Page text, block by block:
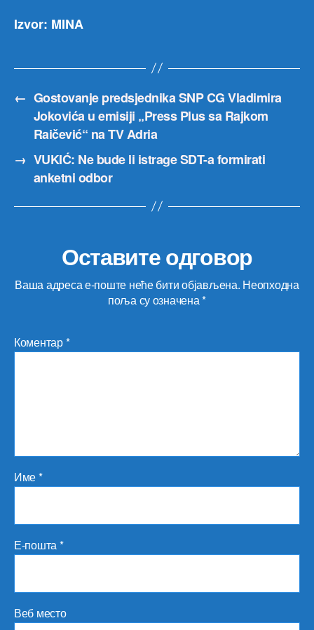
Izvor: MINA
← Gostovanje predsjednika SNP CG Vladimira
Jokovića u emisiji „Press Plus sa Rajkom
Raičević“ na TV Adria
→ VUKIĆ: Ne bude li istrage SDT-a formirati
anketni odbor
Оставите одговор
Ваша адреса е-поште неће бити објављена. Неопходна
поља су означена*
Коментар*
Име*
Е-пошта *
Веб место